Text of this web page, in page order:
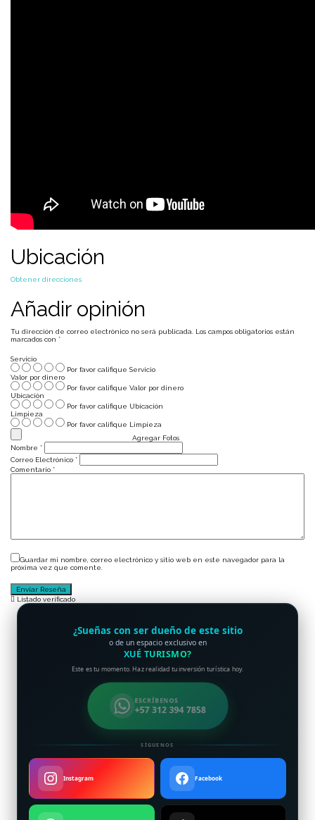
Ubicación
Obtener direcciones
Añadir opinión
Tu dirección de correo electrónico no será publicada.
Los campos obligatorios están
marcados con *
Servicio
Por favor califique Servicio
Valor por dinero
Por favor califique Valor por dinero
Ubicación
Por favor califique Ubicación
Limpieza
Por favor califique Limpieza
Agregar Fotos
Nombre *
Correo Electrónico *
Comentario *
Guardar mi nombre, correo electrónico y sitio web en este navegador para la
próxima vez que comente.
Listado verificado
¿Sueñas con ser dueño de este sitio
o de un espacio exclusivo en
XUÉ TURISMO?
Este es tu momento. Haz realidad tu inversión turística hoy.
ESCRÍBENOS
+57 312 394 7858
SÍGUENOS
Instagram Facebook